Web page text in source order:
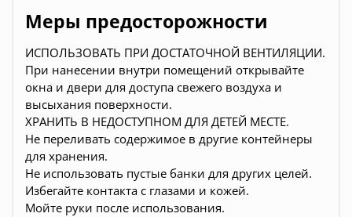
Меры предосторожности
ИСПОЛЬЗОВАТЬ ПРИ ДОСТАТОЧНОЙ ВЕНТИЛЯЦИИ.
При нанесении внутри помещений открывайте
окна и двери для доступа свежего воздуха и
высыхания поверхности.
ХРАНИТЬ В НЕДОСТУПНОМ ДЛЯ ДЕТЕЙ МЕСТЕ.
Не переливать содержимое в другие контейнеры
для хранения.
Не использовать пустые банки для других целей.
Избегайте контакта с глазами и кожей.
Мойте руки после использования.